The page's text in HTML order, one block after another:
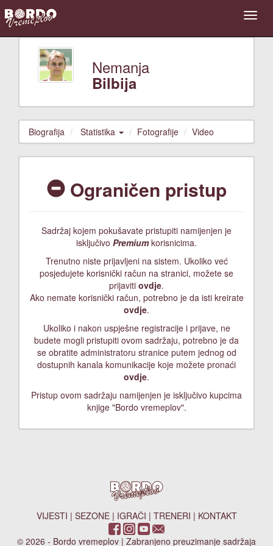
Nemanja
Bilbija
Biografija Statistika Fotografije Video
Ograničen pristup
Sadržaj kojem pokušavate pristupiti namijenjen je
isključivo Premiumkorisnicima.
Trenutno niste prijavljeni na sistem. Ukoliko već
posjedujete korisnički račun na stranici, možete se
prijaviti ovdje.
Ako nemate korisnički račun, potrebno je da isti kreirate
ovdje.
Ukoliko i nakon uspješne registracije i prijave, ne
budete mogli pristupiti ovom sadržaju, potrebno je da
se obratite administratoru stranice putem jednog od
dostupnih kanala komunikacije koje možete pronaći
ovdje.
Pristup ovom sadržaju namijenjen je isključivo kupcima
knjige "Bordo vremeplov".
VIJESTI | SEZONE| IGRAČI | TRENERI | KONTAKT
© 2026 - Bordo vremeplov | Zabranjeno preuzimanje sadržaja